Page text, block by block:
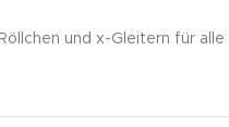
und x-Gleitern für